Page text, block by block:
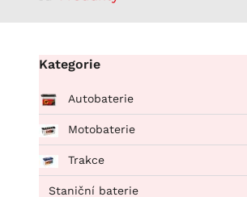
Kategorie
Autobaterie
Pro osobní automobily
RUNNING BULL AGM
Running Bull Professional
EFB
Pro nákladní automobily
BUFFALO BULL EFB
Motobaterie
BIKE BULL
BIKE BULL AGM
Trakce
Banner ENERGY BULL WET
Staniční baterie